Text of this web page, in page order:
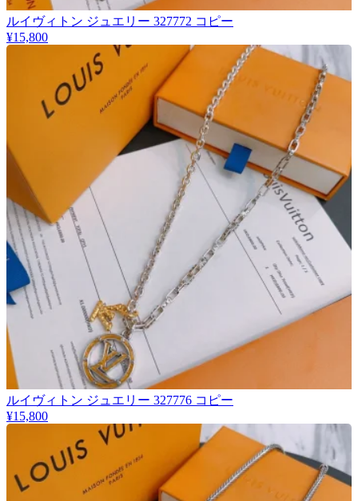
ルイヴィトン ジュエリー 327772 コピー
¥15,800
ルイヴィトン ジュエリー 327776 コピー
¥15,800